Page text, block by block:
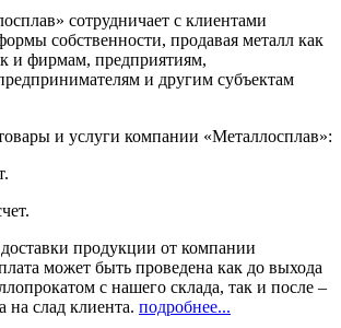
сотрудничает с клиентами
собственности, продавая металл как
и фирмам, предприятиям,
и другим субъектам
и услуги компании «Металлосплав»:
продукции от компании
может быть проведена как до выхода
с нашего склада, так и после –
слад клиента. подробнее...